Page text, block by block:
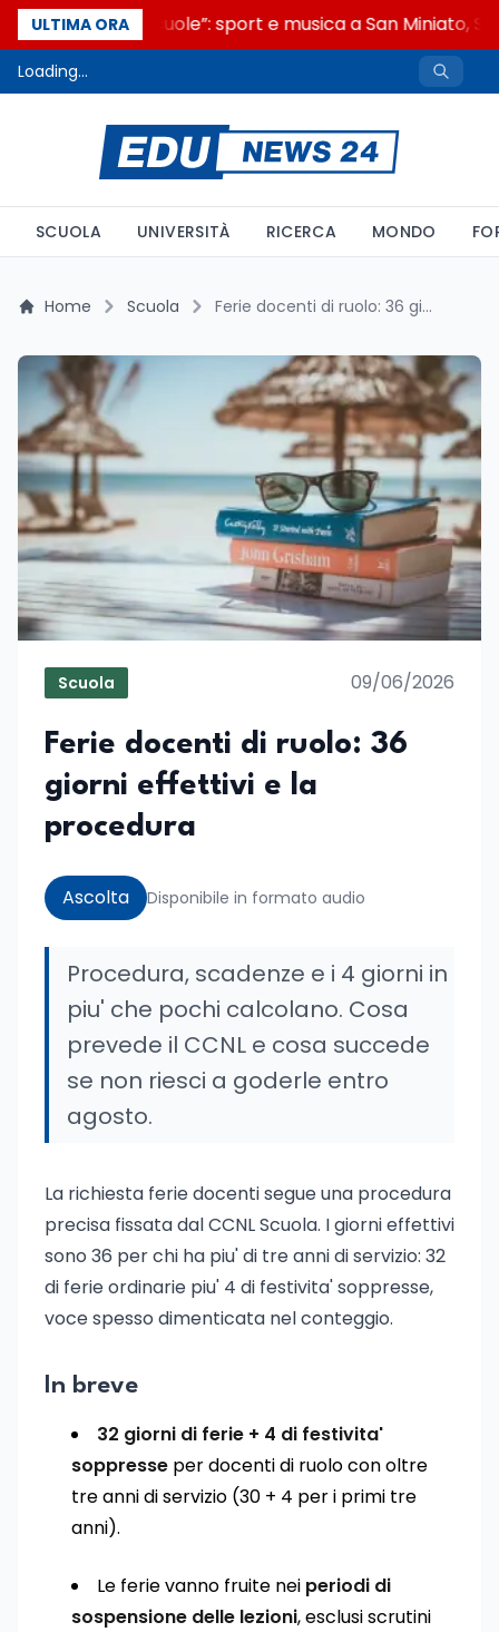
ULTIMA ORA
“Noi siamo le Scuole”: sport e musica a San Miniato,
Loading...
SCUOLA UNIVERSITÀ RICERCA MONDO
Home Scuola Ferie docenti di ruolo: 36 giorni effettivi e la procedura
Scuola 09/06/2026
Ferie docenti di ruolo: 36
giorni effettivi e la
procedura
Ascolta Disponibile in formato audio
Procedura, scadenze e i 4 giorni in
piu' che pochi calcolano. Cosa
prevede il CCNL e cosa succede
se non riesci a goderle entro
agosto.
La richiesta ferie docenti segue una procedura
precisa fissata dal CCNL Scuola. I giorni effettivi
sono 36 per chi ha piu' di tre anni di servizio: 32
di ferie ordinarie piu' 4 di festivita' soppresse,
voce spesso dimenticata nel conteggio.
In breve
32 giorni di ferie + 4 di festivita'
soppresse per docenti di ruolo con oltre
tre anni di servizio (30 + 4 per i primi tre
anni).
Le ferie vanno fruite nei periodi di
sospensione delle lezioni, esclusi scrutini